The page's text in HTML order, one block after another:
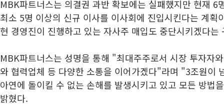
MBK파트너스는 의결권 과반 확보에는 실패했지만 현재 6
최소 5명 이상의 신규 이사를 이사회에 진입시킨다는 계획
현 경영진이 진행하고 있는 자사주 매입도 중단시키겠다는
MBK파트너스는 성명을 통해 "최대주주로서 시장 투자자
와 협력업체 등 다양한 소통을 이어가겠다"라며 "3조원이
아연에 돌이킬 수 없는 손해를 발생시키고 있고 모든 방법
밝혔다.